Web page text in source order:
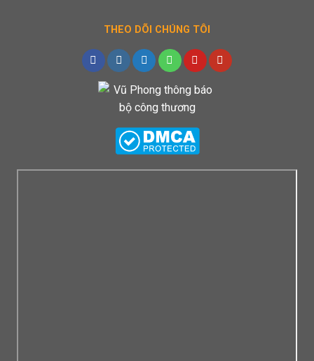
THEO DÕI CHÚNG TÔI